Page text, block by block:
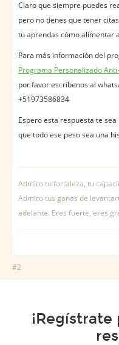
Claro que siempre puedes
pero no tienes que tener
tu aprendas cómo alimentar
Para más información del
Programa Personalizado
por favor escríbenos al
+51973586834
Espero esta respuesta te
que todo ese peso sea una
Admiro tu fortaleza, tu
Admiro tus ganas de
adelante. Eres fuerte, eres
#2